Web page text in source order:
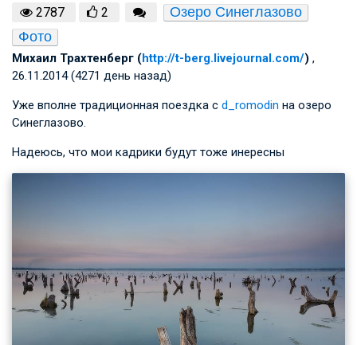
2787 2
Озеро Синеглазово
Фото
Михаил Трахтенберг (http://t-berg.livejournal.com/) ,
26.11.2014 (4271 день назад)
Уже вполне традиционная поездка с d_romodin на озеро
Синеглазово.
Надеюсь, что мои кадрики будут тоже инересны